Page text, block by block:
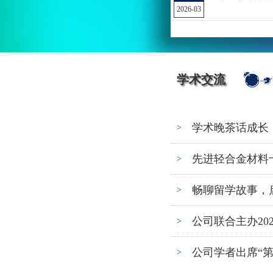
2026-03
学术交流
> 学术晚茶话成
> 先进轻合金材料
> 畅聊留学故事
> 公司联合主办
> 公司学者出席“